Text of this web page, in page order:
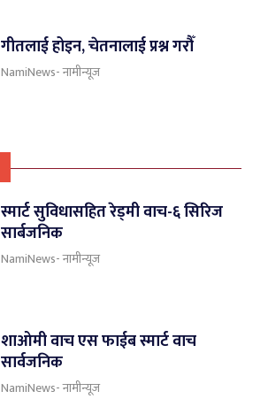
गीतलाई होइन, चेतनालाई प्रश्न गरौँ
NamiNews- नामीन्यूज
स्मार्ट सुविधासहित रेड्मी वाच-६ सिरिज
सार्बजनिक
NamiNews- नामीन्यूज
शाओमी वाच एस फाईब स्मार्ट वाच
सार्वजनिक
NamiNews- नामीन्यूज